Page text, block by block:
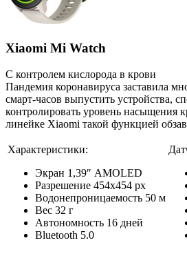
Xiaomi Mi Watch
С контролем кислорода в крови
Пандемия коронавируса заставила
смарт-часов выпустить устройства,
контролировать уровень насыщения
линейке Xiaomi такой функцией
Характеристики:
Экран 1,39″ AMOLED
Разрешение 454х454 рх
Водонепроницаемость 50 м
Вес 32 г
Автономность 16 дней
Bluetooth 5.0